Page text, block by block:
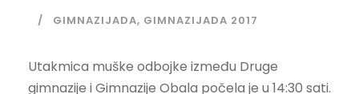
GIMNAZIJADA, GIMNAZIJADA 2017
Utakmica muške odbojke između Druge
gimnazije i Gimnazije Obala počela je u 14:30 sati.